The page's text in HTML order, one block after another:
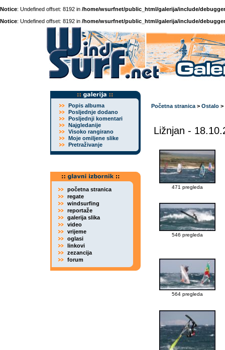
Notice: Undefined offset: 8192 in /home/wsurfnet/public_html/galerija/include/
Notice: Undefined offset: 8192 in /home/wsurfnet/public_html/galerija/include/
Popis albuma
Posljednje dodano
Posljednji komentari
Najgledanije
Visoko rangirano
Moje omiljene slike
Pretraživanje
početna stranica
regate
windsurfing
reportaže
galerija slika
video
vrijeme
oglasi
linkovi
zezancija
forum
Početna stranica > Ostalo >
Ližnjan -
471 pregleda
546 pregleda
564 pregleda